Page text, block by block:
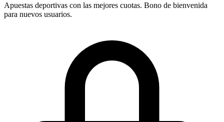
Apuestas deportivas con las mejores cuotas. Bono de bienvenida
para nuevos usuarios.